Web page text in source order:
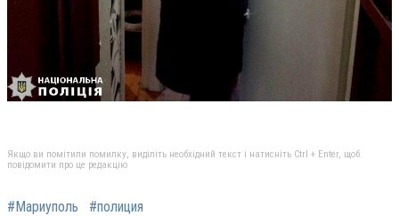
Якщо ви помітили помилку, виділіть необхідний текст і натисніть Ctrl + Enter, щоб
повідомити про це редакцію
#Мариуполь #полиция